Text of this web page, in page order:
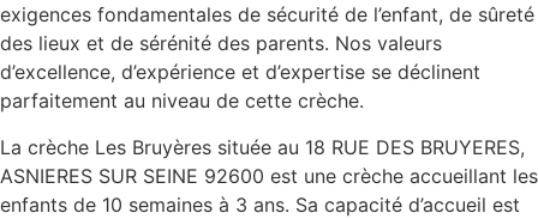
exigences fondamentales de sécurité de l’enfant, de sûreté
des lieux et de sérénité des parents. Nos valeurs
d’excellence, d’expérience et d’expertise se déclinent
parfaitement au niveau de cette crèche.
La crèche Les Bruyères située au 18 RUE DES BRUYERES,
ASNIERES SUR SEINE 92600 est une crèche accueillant les
enfants de 10 semaines à 3 ans. Sa capacité d’accueil est